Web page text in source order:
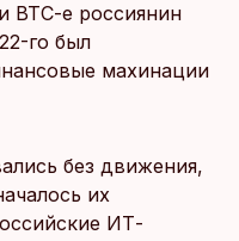
BTC-e россиянин
го был
махинации
без движения,
их
ИТ-